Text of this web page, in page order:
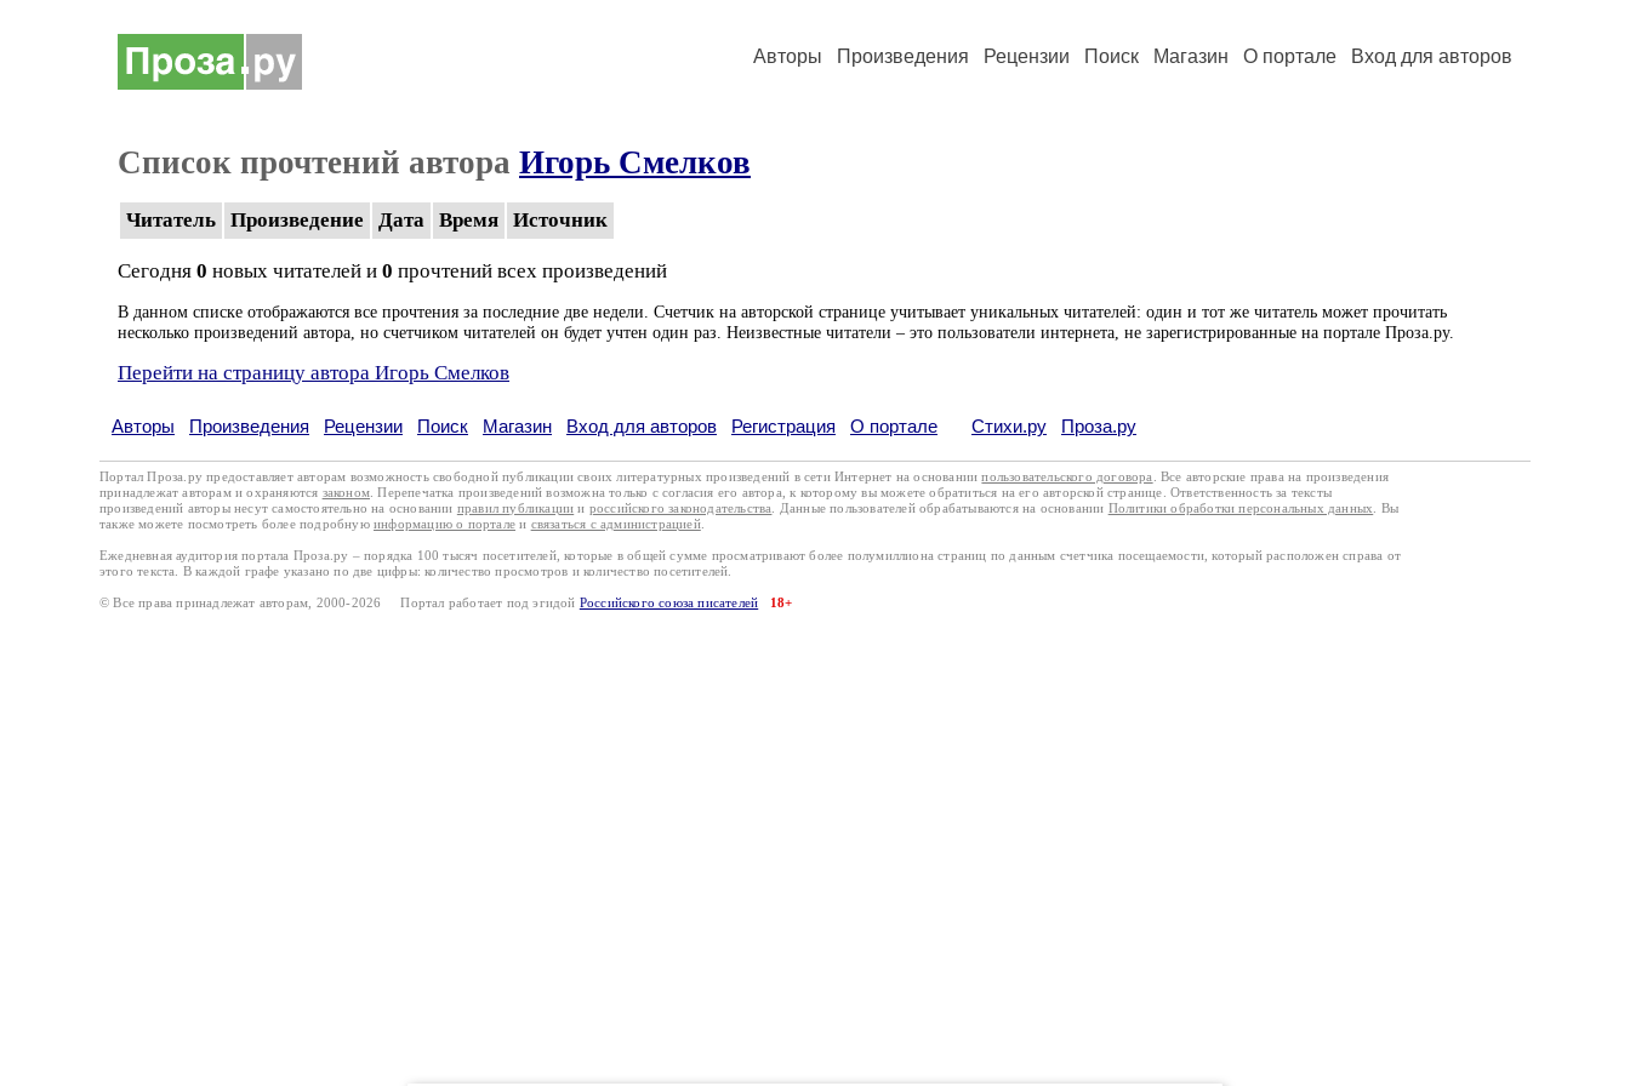
Авторы Произведения Рецензии Поиск Магазин О портале Вход для авторов
Список прочтений автора Игорь Смелков
Читатель Произведение Дата Время Источник
Сегодня 0 новых читателей и 0 прочтений всех произведений
В данном списке отображаются все прочтения за последние две недели. Счетчик на авторской странице учитывает уникальных читателей: один и тот же читатель может прочитать
несколько произведений автора, но счетчиком читателей он будет учтен один раз. Неизвестные читатели – это пользователи интернета, не зарегистрированные на портале Проза.ру.
Перейти на страницу автора Игорь Смелков
Авторы Произведения Рецензии Поиск Магазин Вход для авторов Регистрация О портале Стихи.ру Проза.ру
Портал Проза.ру предоставляет авторам возможность свободной публикации своих литературных произведений в сети Интернет на основаниипользовательского договора
. Все авторские права на произведения
принадлежат авторам и охраняются законом . Перепечатка произведений возможна только с согласия его автора, к которому вы можете обратиться на его авторской странице. Ответственность за тексты
произведений авторы несут самостоятельно на основании правил публикации и российского законодательства . Данные пользователей обрабатываются на основании Политики обработки персональных данных
. Вы
также можете посмотреть более подробную информацию о портале и связаться с администрацией.
Ежедневная аудитория портала Проза.ру – порядка 100 тысяч посетителей, которые в общей сумме просматривают более полумиллиона страниц по данным счетчика посещаемости, который расположен справа от
этого текста. В каждой графе указано по две цифры: количество просмотров и количество посетителей.
© Все права принадлежат авторам, 2000-2026 Портал работает под эгидой Российского союза писателей 18+